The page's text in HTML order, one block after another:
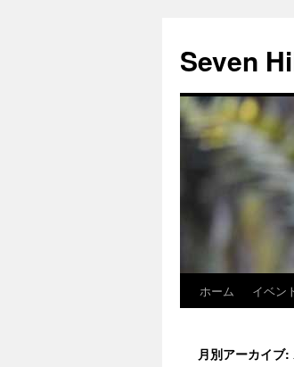
Seven
テ
ホーム イベン
月別アーカイブ: